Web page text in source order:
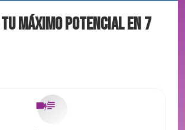
máximo potencial en 7